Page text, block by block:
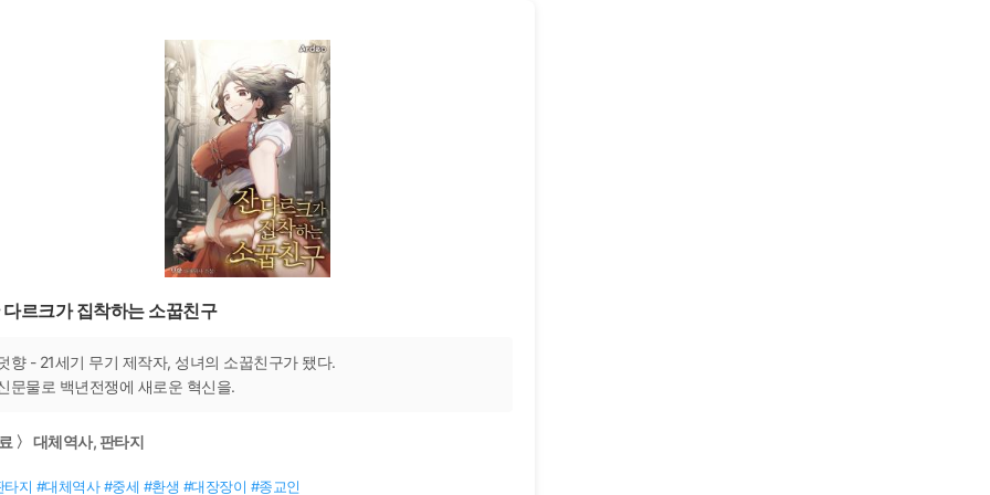
다르크가 집착하는 소꿉친구
향 - 21세기 무기 제작자, 성녀의 소꿉친구가 됐다.
문물로 백년전쟁에 새로운 혁신을.
〉 대체역사, 판타지
타지 #대체역사 #중세 #환생 #대장장이 #종교인